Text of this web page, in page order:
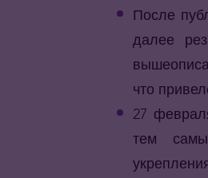
После
далее
что
27
тем